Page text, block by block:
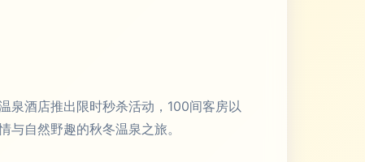
泉酒店推出限时秒杀活动，100间客房以
自然野趣的秋冬温泉之旅。